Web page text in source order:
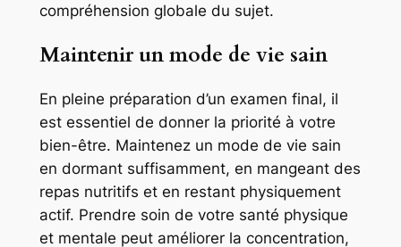
compréhension globale du sujet.
Maintenir un mode de vie sain
En pleine préparation d’un examen final, il
est essentiel de donner la priorité à votre
bien-être. Maintenez un mode de vie sain
en dormant suffisamment, en mangeant des
repas nutritifs et en restant physiquement
actif. Prendre soin de votre santé physique
et mentale peut améliorer la concentration,